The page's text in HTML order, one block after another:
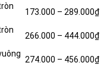
173.000 – 289.000₫
266.000 – 444.000₫
274.000 – 456.000₫